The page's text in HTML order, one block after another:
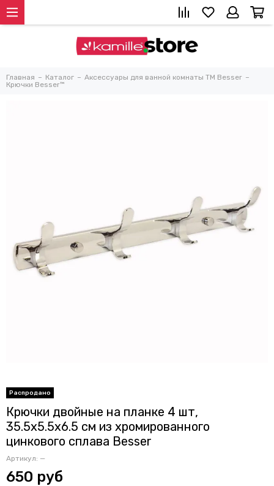
Главная Каталог
Аксессуары для ванной комнаты TM Besser
Крючки Besser™
Крючки двойные на планке 4 шт,
35.5х5.5х6.5 см из хромированного
цинкового сплава Besser
Артикул: —
650 руб